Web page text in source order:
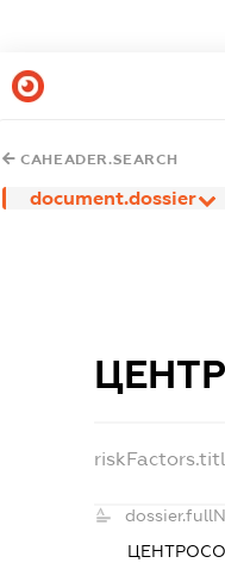
CAHEADER.SEARCH
document.dossier